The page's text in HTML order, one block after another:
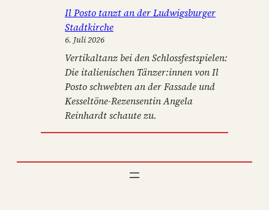
Il Posto tanzt an der Ludwigsburger
Stadtkirche
6. Juli 2026
Vertikaltanz bei den Schlossfestspielen:
Die italienischen Tänzer:innen von Il
Posto schwebten an der Fassade und
Kesseltöne-Rezensentin Angela
Reinhardt schaute zu.